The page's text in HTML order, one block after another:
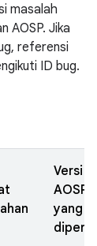
masalah
AOSP. Jika
referensi
ID bug.
Versi
AOSP
yang